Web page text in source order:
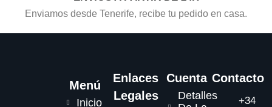
Enviamos desde Tenerife, recibe tu pedido en casa.
Menú
Inicio
Enlaces
Legales
Cuenta
Detalles
Contacto
+34